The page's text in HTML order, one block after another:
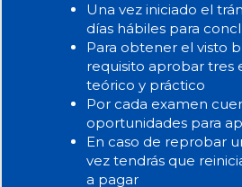
Una vez iniciado el
días hábiles para
Para obtener el visto
requisito aprobar tres
teórico y práctico
Por cada examen
oportunidades para
En caso de reprobar
vez tendrás que
a pagar